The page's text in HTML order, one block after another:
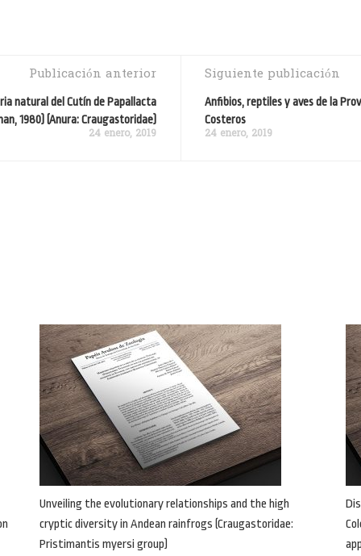
Publicación anterior
natural del Cutín de Papallacta
1980) (Anura: Craugastoridae)
24 enero, 2019
Siguiente publicación
Anfibios, reptiles y aves de la
Costeros
24 enero, 2019
Unveiling the evolutionary relationships and the high
cryptic diversity in Andean rainfrogs (Craugastoridae:
Pristimantis myersi group)